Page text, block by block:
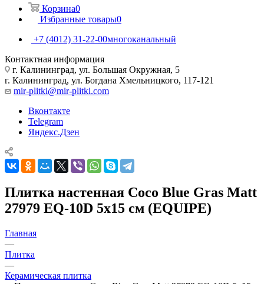
Корзина0
Избранные товары0
+7 (4012) 31-22-00многоканальный
Контактная информация
г. Калининград, ул. Большая Окружная, 5
г. Калининград, ул. Богдана Хмельницкого, 117-121
mir-plitki@mir-plitki.com
Вконтакте
Telegram
Яндекс.Дзен
Плитка настенная Coco Blue Gras Matt
27979 EQ-10D 5x15 см (EQUIPE)
Главная
—
Плитка
—
Керамическая плитка